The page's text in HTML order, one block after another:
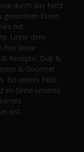
durch das Netz
Essen
mit
Unter dem
hier keine
Rezepte, Diät &
& Gourmet
Ein weites Feld,
im Sinne unseres
isst